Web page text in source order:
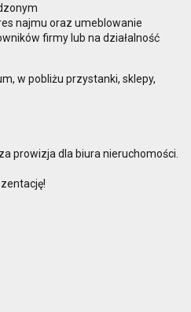
najmu oraz umeblowanie
firmy lub na działalność
w pobliżu przystanki, sklepy,
prowizja dla biura nieruchomości.